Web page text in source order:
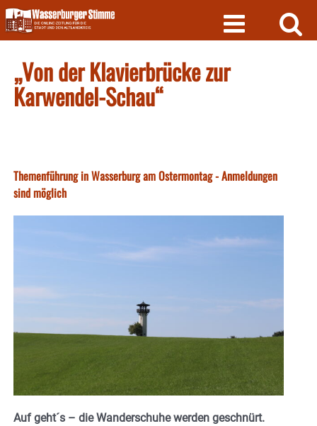
Skip
to
content
„Von der Klavierbrücke zur
Karwendel-Schau“
Themenführung in Wasserburg am Ostermontag - Anmeldungen
sind möglich
Auf geht´s – die Wanderschuhe werden geschnürt.